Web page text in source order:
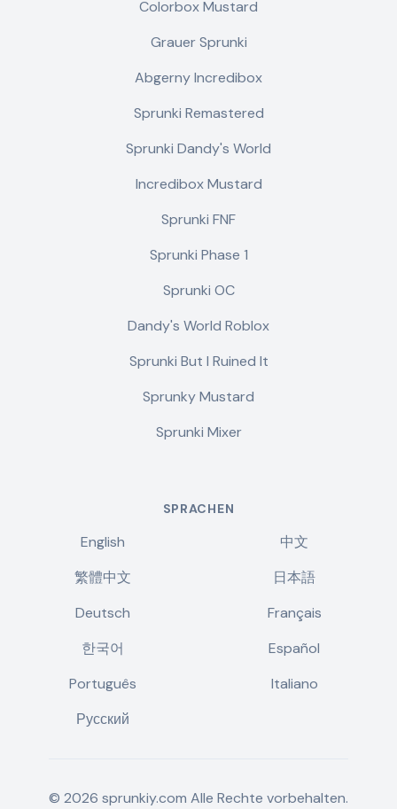
Colorbox Mustard
Grauer Sprunki
Abgerny Incredibox
Sprunki Remastered
Sprunki Dandy's World
Incredibox Mustard
Sprunki FNF
Sprunki Phase 1
Sprunki OC
Dandy's World Roblox
Sprunki But I Ruined It
Sprunky Mustard
Sprunki Mixer
SPRACHEN
English
中文
繁體中文
日本語
Deutsch
Français
한국어
Español
Português
Italiano
Русский
© 2026 sprunkiy.com Alle Rechte vorbehalten.